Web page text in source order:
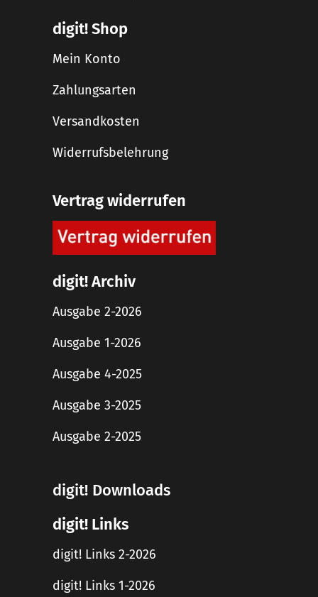
digit! Shop
Mein Konto
Zahlungsarten
Versandkosten
Widerrufsbelehrung
Vertrag widerrufen
digit! Archiv
Ausgabe 2-2026
Ausgabe 1-2026
Ausgabe 4-2025
Ausgabe 3-2025
Ausgabe 2-2025
digit! Downloads
digit! Links
digit! Links 2-2026
digit! Links 1-2026